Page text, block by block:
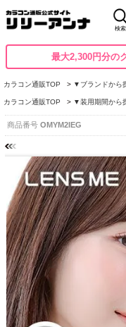
検索
最大2,300円分の
カラコン通販TOP ▼ブランドから
カラコン通販TOP ▼装用期間から
商品番号 OMYM2IEG